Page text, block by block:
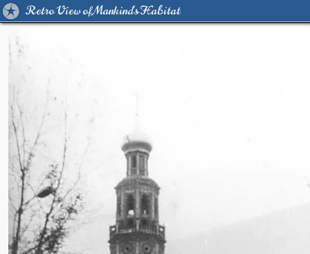
Retro View of Mankind's Habitat